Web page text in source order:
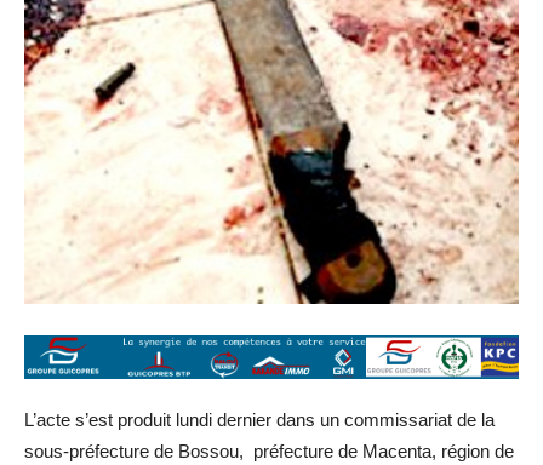
L’acte s’est produit lundi dernier dans un commissariat de la
sous-préfecture de Bossou, préfecture de Macenta, région de